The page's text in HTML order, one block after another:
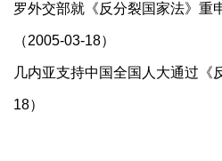
罗外交部就《反分裂国家法》重
（2005-03-18）
几内亚支持中国全国人大通过《
18）